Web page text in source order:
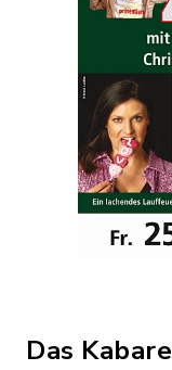
Das